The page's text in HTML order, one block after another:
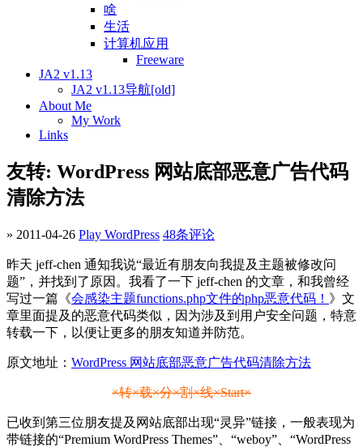
啥
生活
计算机应用
Freeware
JA2 v1.13
JA2 v1.13导航[old]
About Me
My Work
Links
友转: WordPress 网站底部恶意广告代码
清除方法
» 2011-04-26 Play WordPress 48条评论
昨天 jeff-chen 通知我说“最近有朋友向我提及主题被修改问
题”，并找到了原因。我看了一下 jeff-chen 的文章，和我曾经
写过一篇《会感染主题functions.php文件的php恶意代码！ 》文
章里面提及的恶意代码类似，因为涉及到用户安全问题，特意
转载一下，以便让更多的朋友知道并防范。
原文地址： WordPress 网站底部恶意广告代码清除方法
×转×载×分×割×线×Start×
已收到第三位朋友提及网站底部出现“灵异”链接，一般表现为
带链接的“Premium WordPress Themes”、“weboy”、“WordPress